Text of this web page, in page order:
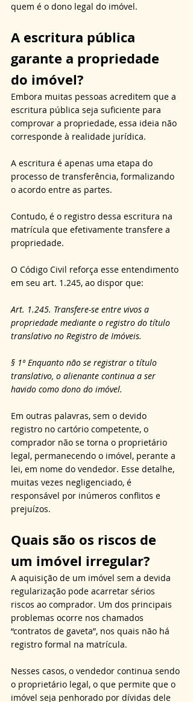
quem é o dono legal do imóvel.
A escritura pública
garante a propriedade
do imóvel?
Embora muitas pessoas acreditem que a
escritura pública seja suficiente para
comprovar a propriedade, essa ideia não
corresponde à realidade jurídica.
A escritura é apenas uma etapa do
processo de transferência, formalizando
o acordo entre as partes.
Contudo, é o registro dessa escritura na
matrícula que efetivamente transfere a
propriedade.
O Código Civil reforça esse entendimento
em seu art. 1.245, ao dispor que:
Art. 1.245. Transfere-se entre vivos a
propriedade mediante o registro do título
translativo no Registro de Imóveis.
§ 1º Enquanto não se registrar o título
translativo, o alienante continua a ser
havido como dono do imóvel.
Em outras palavras, sem o devido
registro no cartório competente, o
comprador não se torna o proprietário
legal, permanecendo o imóvel, perante a
lei, em nome do vendedor. Esse detalhe,
muitas vezes negligenciado, é
responsável por inúmeros conflitos e
prejuízos.
Quais são os riscos de
um imóvel irregular?
A aquisição de um imóvel sem a devida
regularização pode acarretar sérios
riscos ao comprador. Um dos principais
problemas ocorre nos chamados
“contratos de gaveta”, nos quais não há
registro formal na matrícula.
Nesses casos, o vendedor continua sendo
o proprietário legal, o que permite que o
imóvel seja penhorado por dívidas dele